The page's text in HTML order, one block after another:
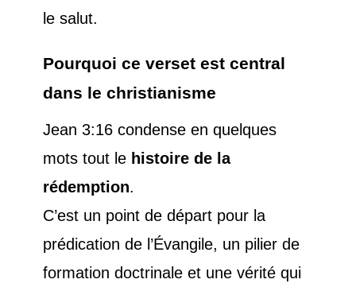
le salut.
Pourquoi ce verset est central
dans le christianisme
Jean 3:16 condense en quelques
mots tout le histoire de la
rédemption.
C’est un point de départ pour la
prédication de l’Évangile, un pilier de
formation doctrinale et une vérité qui